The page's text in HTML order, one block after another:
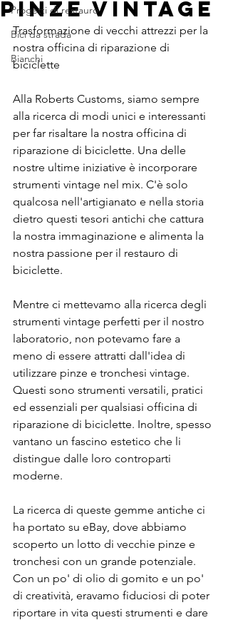
Progetti di restauro
Bici da strada
Bianchi
pinze vintage
Trasformazione di vecchi attrezzi per la
nostra officina di riparazione di
biciclette
Alla Roberts Customs, siamo sempre
alla ricerca di modi unici e interessanti
per far risaltare la nostra officina di
riparazione di biciclette. Una delle
nostre ultime iniziative è incorporare
strumenti vintage nel mix. C'è solo
qualcosa nell'artigianato e nella storia
dietro questi tesori antichi che cattura
la nostra immaginazione e alimenta la
nostra passione per il restauro di
biciclette.
Mentre ci mettevamo alla ricerca degli
strumenti vintage perfetti per il nostro
laboratorio, non potevamo fare a
meno di essere attratti dall'idea di
utilizzare pinze e tronchesi vintage.
Questi sono strumenti versatili, pratici
ed essenziali per qualsiasi officina di
riparazione di biciclette. Inoltre, spesso
vantano un fascino estetico che li
distingue dalle loro controparti
moderne.
La ricerca di queste gemme antiche ci
ha portato su eBay, dove abbiamo
scoperto un lotto di vecchie pinze e
tronchesi con un grande potenziale.
Con un po' di olio di gomito e un po'
di creatività, eravamo fiduciosi di poter
riportare in vita questi strumenti e dare